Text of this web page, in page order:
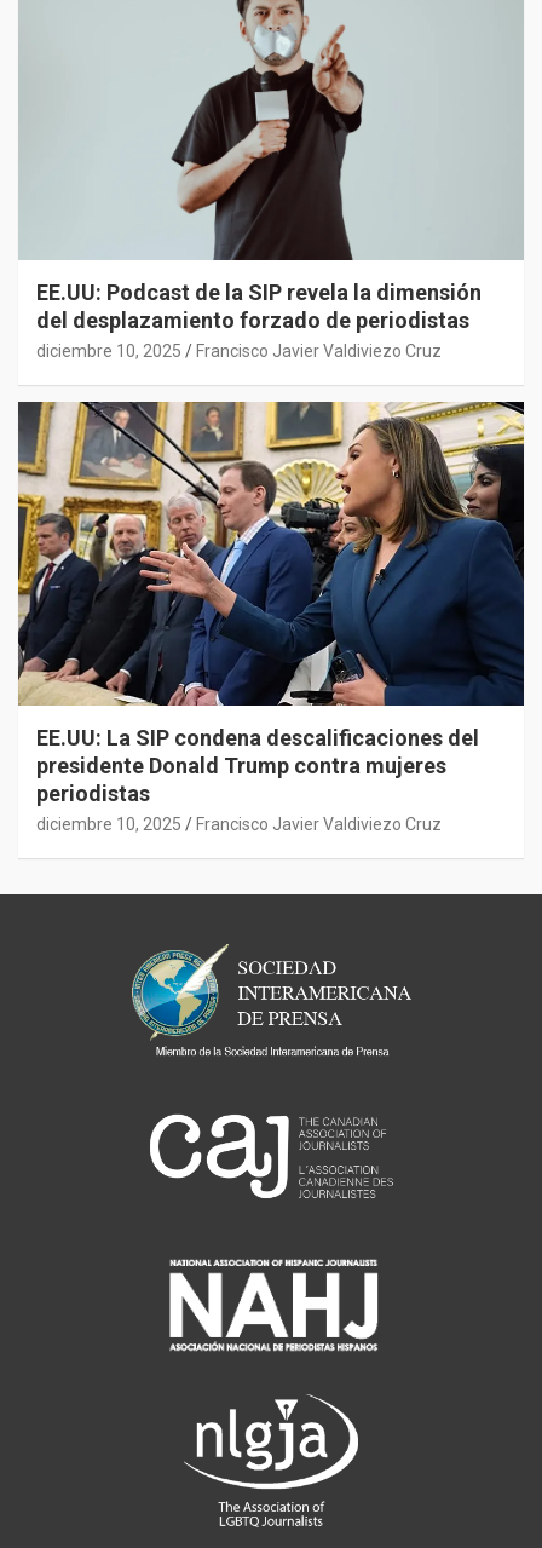
EE.UU: Podcast de la SIP revela la dimensión
del desplazamiento forzado de periodistas
diciembre 10, 2025 Francisco Javier Valdiviezo Cruz
EE.UU: La SIP condena descalificaciones del
presidente Donald Trump contra mujeres
periodistas
diciembre 10, 2025 Francisco Javier Valdiviezo Cruz